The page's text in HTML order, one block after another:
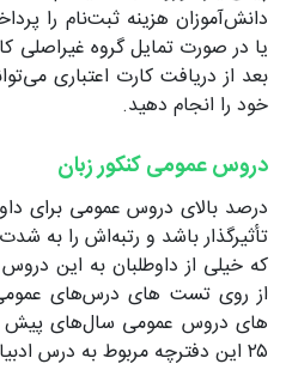
دانش‌آموزان هزینه ثبت‌نام را
یا در صورت تمایل گروه غیراصلی
بعد از دریافت کارت اعتباری
خود را انجام دهید.
دروس عمومی کنکور زبان
درصد بالای دروس عمومی برای
تأثیرگذار باشد و رتبه‌اش را به
که خیلی از داوطلبان به این
از روی تست‌ های درس‌های عمومی
های دروس عمومی سال‌های پیش
۲۵ این دفترچه مربوط به درس ادبیات فارسی است.